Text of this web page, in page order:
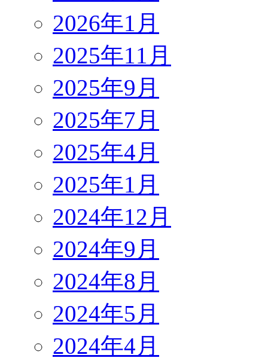
2026年1月
2025年11月
2025年9月
2025年7月
2025年4月
2025年1月
2024年12月
2024年9月
2024年8月
2024年5月
2024年4月